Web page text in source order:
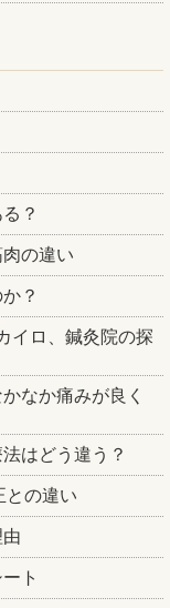
？
の違い
？
イロ、鍼灸院の探
なか痛みが良く
はどう違う？
との違い
ト